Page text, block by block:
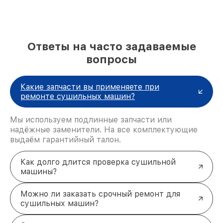
очистка или установка новых.
Неисправность блока управления
электроники проявляется некорректной
работой программ. Решение включает
настройку или перепрошивку платы.
Ремонт сушильных машин Haier в
Санкт-Петербурге: наши
преимущества
Профессиональная диагностика. Мастера
используют современное оборудование, чтобы
точно определить источник проблемы.
Качественные запчасти. Для ремонта
применяются только оригинальные
надёжность и долговечность.
Срочный ремонт. Выполняем работу в
минимальные сроки, чтобы ваше устройство
как можно быстрее вернулось в строй.
Ответы на часто задаваемые
вопросы
Какие запчасти вы применяете при
ремонте сушильных машин?
Мы используем подлинные запчасти или
надёжные заменители. На все комплектующие
выдаём гарантийный талон.
Как долго длится проверка сушильной
машины?
Можно ли заказать срочный ремонт для
сушильных машин?